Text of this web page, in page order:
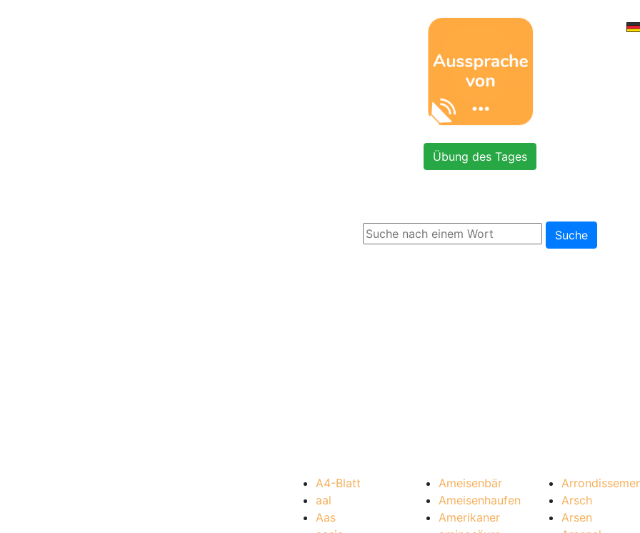
Übung des Tages
Suche
A4-Blatt
aal
Aas
Ameisenbär
Ameisenhaufen
Amerikaner
Arsch
Arsen